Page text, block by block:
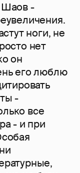
Шаов -
ноги, не
нет
он
его люблю
-
все
- и при